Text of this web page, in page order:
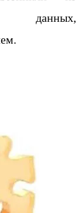
данных,